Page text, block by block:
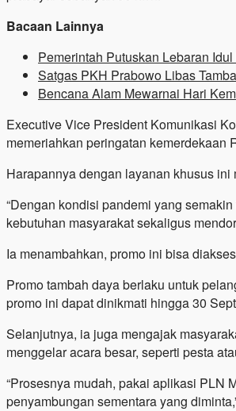
Bacaan Lainnya
Pemerintah Putuskan Lebaran
Satgas PKH Prabowo Libas
Bencana Alam Mewarnai Hari
Executive Vice President Komunikasi
memeriahkan peringatan kemerdekaan
Harapannya dengan layanan khusus
“Dengan kondisi pandemi yang
kebutuhan masyarakat sekaligus
Ia menambahkan, promo ini bisa
Promo tambah daya berlaku untuk
promo ini dapat dinikmati hingga 30
Selanjutnya, ia juga mengajak
menggelar acara besar, seperti pesta
“Prosesnya mudah, pakai aplikasi PLN
penyambungan sementara yang